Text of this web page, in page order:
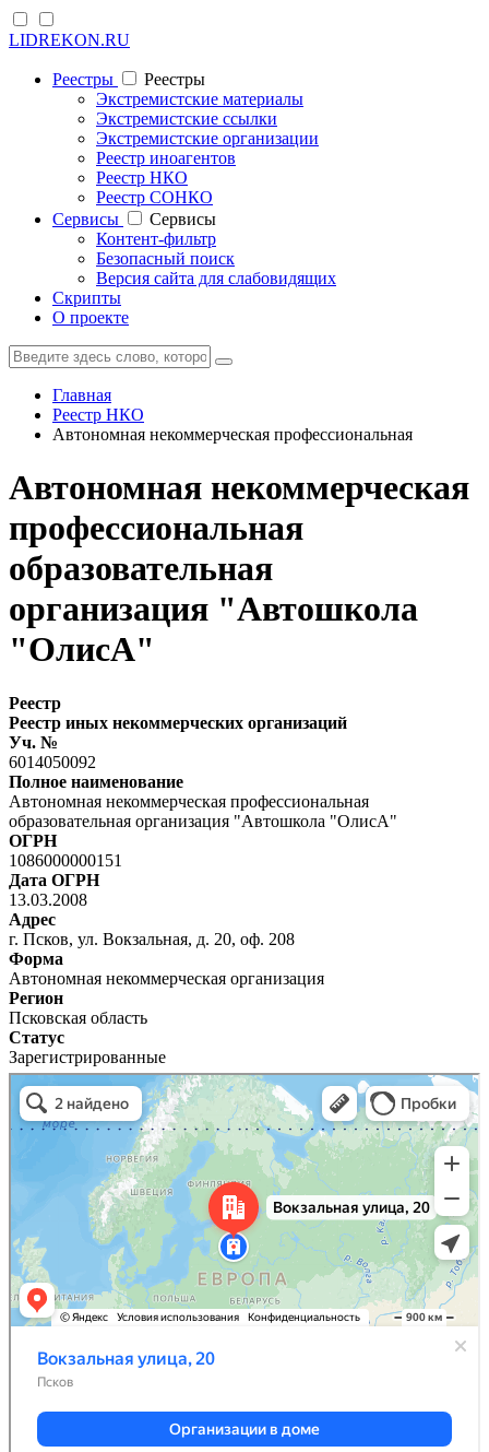
LIDREKON.RU
Реестры
Реестры
Экстремистские материалы
Экстремистские ссылки
Экстремистские организации
Реестр иноагентов
Реестр НКО
Реестр СОНКО
Cервисы
Cервисы
Контент-фильтр
Безопасный поиск
Версия сайта для слабовидящих
Скрипты
О проекте
Главная
Реестр НКО
Автономная некоммерческая профессиональная
Автономная некоммерческая
профессиональная
образовательная
организация "Автошкола
"ОлисА"
Реестр
Реестр иных некоммерческих организаций
Уч. №
6014050092
Полное наименование
Автономная некоммерческая профессиональная
образовательная организация "Автошкола "ОлисА"
ОГРН
1086000000151
Дата ОГРН
13.03.2008
Адрес
г. Псков, ул. Вокзальная, д. 20, оф. 208
Форма
Автономная некоммерческая организация
Регион
Псковская область
Статус
Зарегистрированные